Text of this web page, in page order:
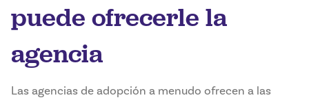
puede ofrecerle la
agencia
Las agencias de adopción a menudo ofrecen a las